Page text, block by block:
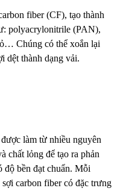
fiber (CF), tạo thành
polyacrylonitrile (PAN),
Chúng có thể xoắn lại
dệt thành dạng vải.
làm từ nhiều nguyên
chất lỏng để tạo ra phản
độ bền đạt chuẩn. Mỗi
carbon fiber có đặc trưng